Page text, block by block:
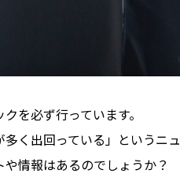
を必ず行っています。
く出回っている」というニ
情報はあるのでしょうか？